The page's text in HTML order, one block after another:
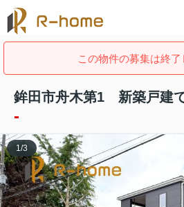
この物件の募集は終了
鉾田市舟木第1 新築戸建
-
1/3